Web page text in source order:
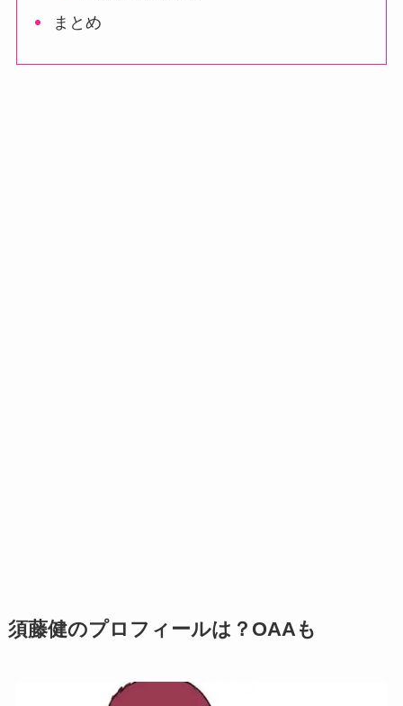
まとめ
須藤健のプロフィールは？OAAも